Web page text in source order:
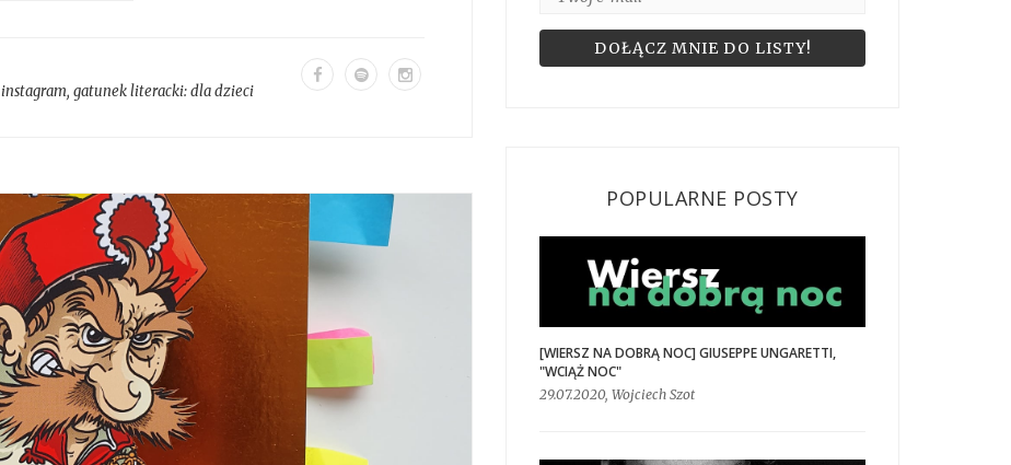
instagram, gatunek literacki:dla dzieci
POPULARNE POSTY
[WIERSZ NA DOBRĄ NOC] GIUSEPPE UNGARETTI,
"WCIĄŻ NOC"
29.07.2020, Wojciech Szot